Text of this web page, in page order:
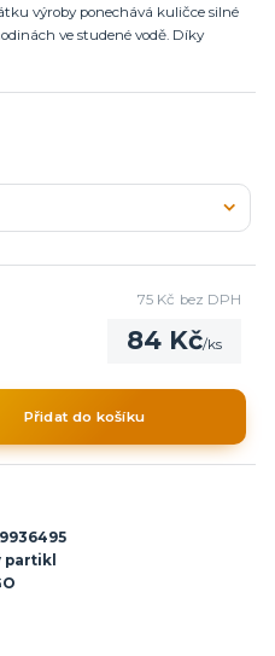
výroby ponechává kuličce silné
ve studené vodě. Díky
84 Kč/ks
75 Kč bez DPH
Přidat do košíku
partikl